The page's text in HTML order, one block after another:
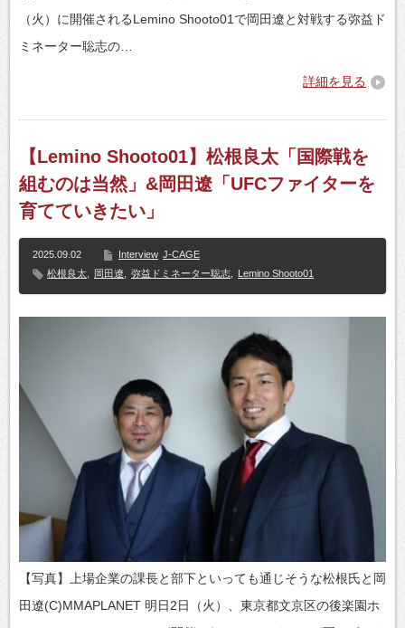
（火）に開催されるLemino Shooto01で岡田遼と対戦する弥益ド
ミネーター聡志の…
詳細を見る
【Lemino Shooto01】松根良太「国際戦を
組むのは当然」&岡田遼「UFCファイターを
育てていきたい」
2025.09.02 Interview J-CAGE
松根良太
岡田遼 弥益ドミネーター聡志 Lemino Shooto01
【写真】上場企業の課長と部下といっても通じそうな松根氏と岡
田遼(C)MMAPLANET 明日2日（火）、東京都文京区の後楽園ホ